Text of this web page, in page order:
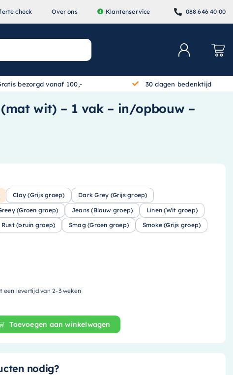
check Over ons Klantenservice 088 646 40 00
bezorgd vanaf 100,- 30 dagen bedenktijd
(mat wit) – 1 vak – in/opbouw –
Clay (Grijs groep) Dark Grey (Grijs groep)
(Groen groep) Jeans (Blauw groep) Linen (Wit groep)
Rust (bruin groep) Smag (Groen groep) Smoke (Grijs groep)
een levertijd van 2-3 weken
Nis - 89.5x29.5cm - solid surface - army (groen) / talc
Toevoegen aan winkelwagen
nodig?